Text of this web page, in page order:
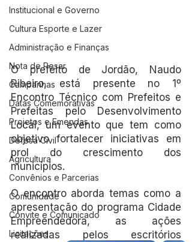
Institucional e Governo
Cultura Esporte e Lazer
Administração e Finanças
Nota de Pesar
Campanhas
Datas Comemorativas
Projetos e Emendas
Defesa Civil
Agricultura
Convênios e Parcerias
Comunidade
Convite e Comunicado
Licitações
O prefeito de Jordão, Naudo
Ribeiro, está presente no 1º
Encontro Técnico com Prefeitos e
Prefeitas pelo Desenvolvimento
Local, um evento que tem como
objetivo fortalecer iniciativas em
prol do crescimento dos
municípios.
O encontro aborda temas como a
apresentação do programa Cidade
Empreendedora, as ações
realizadas pelos escritórios